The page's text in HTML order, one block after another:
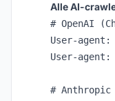
Alle AI-
# OpenAI
User-agent:
User-agent:
# Anthropic